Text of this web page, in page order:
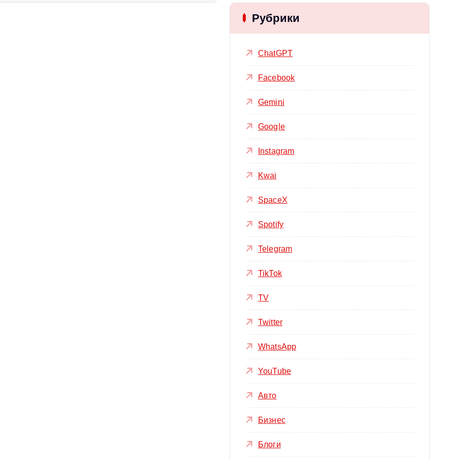
Рубрики
ChatGPT
Facebook
Gemini
Google
Instagram
Kwai
SpaceX
Spotify
Telegram
TikTok
TV
Twitter
WhatsApp
YouTube
Авто
Бизнес
Блоги